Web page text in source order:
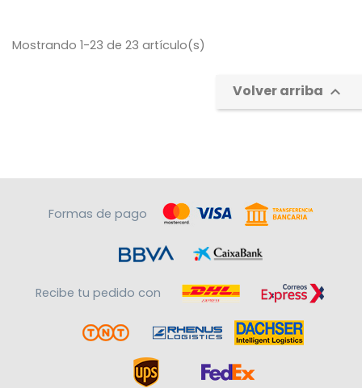
Mostrando 1-23 de 23 artículo(s)
Volver arriba 
Formas de pago
Recibe tu pedido con